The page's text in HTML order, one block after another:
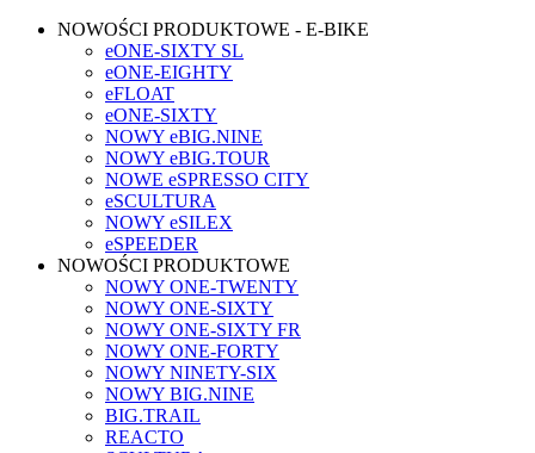
NOWOŚCI PRODUKTOWE - E-BIKE
eONE-SIXTY SL
eONE-EIGHTY
eFLOAT
eONE-SIXTY
NOWY eBIG.NINE
NOWY eBIG.TOUR
NOWE eSPRESSO CITY
eSCULTURA
NOWY eSILEX
eSPEEDER
NOWOŚCI PRODUKTOWE
NOWY ONE-TWENTY
NOWY ONE-SIXTY
NOWY ONE-SIXTY FR
NOWY ONE-FORTY
NOWY NINETY-SIX
NOWY BIG.NINE
BIG.TRAIL
REACTO